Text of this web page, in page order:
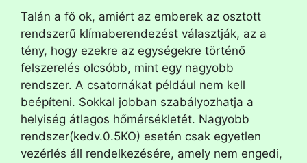
Talán a fő ok, amiért az emberek az osztott
rendszerű klímaberendezést választják, az a
tény, hogy ezekre az egységekre történő
felszerelés olcsóbb, mint egy nagyobb
rendszer. A csatornákat például nem kell
beépíteni. Sokkal jobban szabályozhatja a
helyiség átlagos hőmérsékletét. Nagyobb
rendszer(kedv.0.5KO) esetén csak egyetlen
vezérlés áll rendelkezésére, amely nem engedi,